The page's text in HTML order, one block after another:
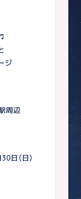
ジ
周辺
日（日）